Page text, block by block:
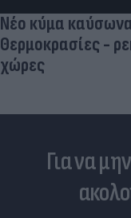
Νέο κύμα
Θερμοκρασίες -
χώρες
Για να